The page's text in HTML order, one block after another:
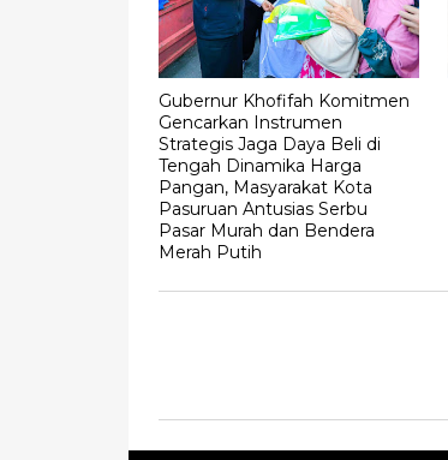
Gubernur Khofifah Komitmen
Gencarkan Instrumen
Strategis Jaga Daya Beli di
Tengah Dinamika Harga
Pangan, Masyarakat Kota
Pasuruan Antusias Serbu
Pasar Murah dan Bendera
Merah Putih